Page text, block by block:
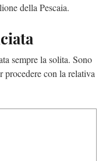
della Pescaia.
sempre la solita. Sono
procedere con la relativa